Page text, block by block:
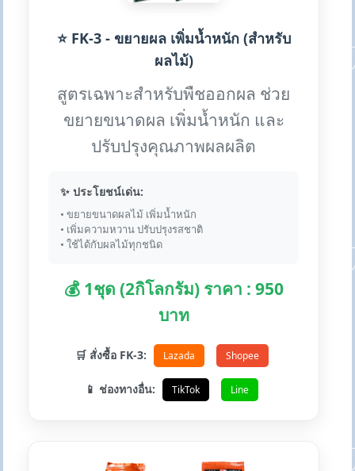
⭐ FK-3 - ขยายผล เพิ่มน้ำหนัก (สำหรับ
ผลไม้)
สูตรเฉพาะสำหรับพืชออกผล ช่วย
ขยายขนาดผล เพิ่มน้ำหนัก และ
ปรับปรุงคุณภาพผลผลิต
✨ ประโยชน์เด่น:
• ขยายขนาดผลไม้ เพิ่มน้ำหนัก
• เพิ่มความหวาน ปรับปรุงรสชาติ
• ใช้ได้กับผลไม้ทุกชนิด
💰 1ชุด (2กิโลกรัม) ราคา : 950
บาท
🛒 สั่งซื้อ FK-3: Lazada Shopee
📱 ช่องทางอื่น: TikTok Line